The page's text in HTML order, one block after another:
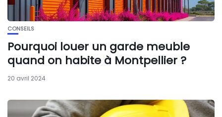
CONSEILS
Pourquoi louer un garde meuble
quand on habite à Montpellier ?
20 avril 2024